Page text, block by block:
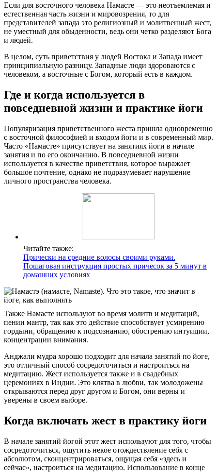
Если для восточного человека Намасте — это неотъемлемая и
естественная часть жизни и мировозрения, то для
представителей запада это религиозный и молитвенный жест,
не уместный для обыденности, ведь они четко разделяют Бога
и людей.
В целом, суть приветствия у людей Востока и Запада имеет
принципиальную разницу. Западные люди здороваются с
человеком, а восточные с Богом, который есть в каждом.
Где и когда используется в
повседневной жизни и практике йоги
Популяризация приветственного жеста пришла одновременно
с восточной философией и входом йоги и в современный мир.
Часто «Намасте» присутствует на занятиях йоги в начале
занятия и по его окончанию. В повседневной жизни
используется в качестве приветствия, которое выражает
большое почтение, однако не подразумевает нарушение
личного пространства человека.
Читайте также:
Прически на средние волосы своими руками.
Пошаговая инструкция простых причесок за 5 минут в
домашних условиях
Также Намасте используют во время молитв и медитаций,
пении мантр, так как это действие способствует усмирению
гордыни, обращению к подсознанию, обострению интуиции,
концентрации внимания.
Анджали мудра хорошо подходит для начала занятий по йоге,
это отличный способ сосредоточиться и настроиться на
медитацию. Жест используется также и в свадебных
церемониях в Индии. Это клятва в любви, так молодожены
открываются перед друг другом и Богом, они верны и
уверены в своем выборе.
Когда включать жест в практику йоги
В начале занятий йогой этот жест используют для того, чтобы
сосредоточиться, ощутить некое отождествление себя с
абсолютом, сконцентрироваться, ощущая себя «здесь и
сейчас», настроиться на медитацию. Использование в конце